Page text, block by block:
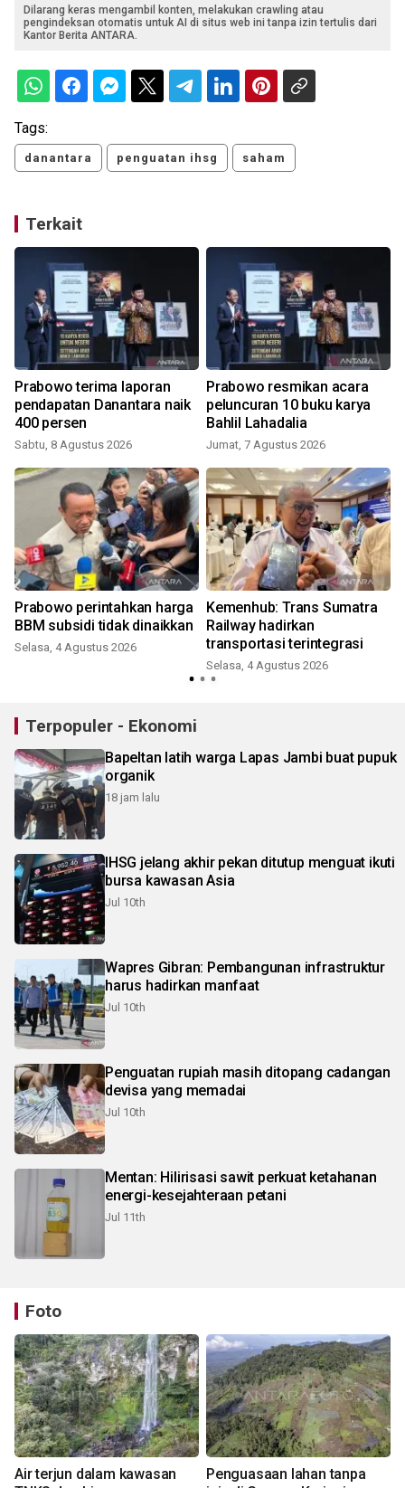
Dilarang keras mengambil konten, melakukan crawling atau
pengindeksan otomatis untuk AI di situs web ini tanpa izin tertulis dari
Kantor Berita ANTARA.
Tags:
danantara penguatan ihsg saham
Terkait
Prabowo terima laporan
pendapatan Danantara naik
400 persen
Sabtu, 8 Agustus 2026
Prabowo resmikan acara
peluncuran 10 buku karya
Bahlil Lahadalia
Jumat, 7 Agustus 2026
Prabowo perintahkan harga
BBM subsidi tidak dinaikkan
Selasa, 4 Agustus 2026
Kemenhub: Trans Sumatra
Railway hadirkan
transportasi terintegrasi
Selasa, 4 Agustus 2026
Terpopuler - Ekonomi
Bapeltan latih warga Lapas Jambi buat pupuk
organik
18 jam lalu
IHSG jelang akhir pekan ditutup menguat ikuti
bursa kawasan Asia
Jul 10th
Wapres Gibran: Pembangunan infrastruktur
harus hadirkan manfaat
Jul 10th
Penguatan rupiah masih ditopang cadangan
devisa yang memadai
Jul 10th
Mentan: Hilirisasi sawit perkuat ketahanan
energi-kesejahteraan petani
Jul 11th
Foto
Air terjun dalam kawasan
Penguasaan lahan tanpa